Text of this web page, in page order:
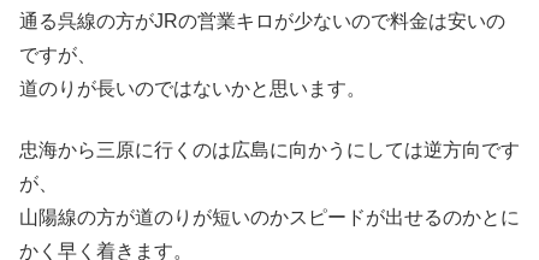
通る呉線の方がJRの営業キロが少ないので料金は安いの
ですが、
道のりが長いのではないかと思います。
忠海から三原に行くのは広島に向かうにしては逆方向です
が、
山陽線の方が道のりが短いのかスピードが出せるのかとに
かく早く着きます。